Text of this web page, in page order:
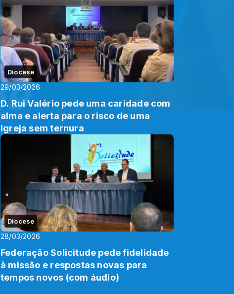
Diocese
29/03/2026
D. Rui Valério pede uma caridade com
alma e alerta para o risco de uma
Igreja sem ternura
Diocese
28/03/2026
Federação Solicitude pede fidelidade
à missão e respostas novas para
tempos novos (com áudio)